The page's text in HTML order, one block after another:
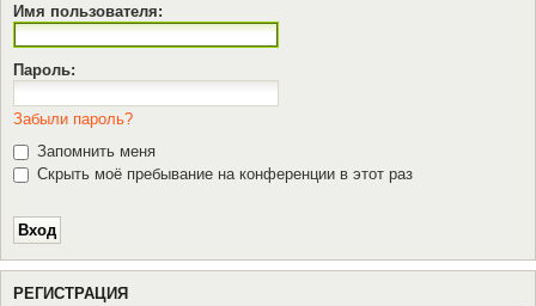
Имя пользователя:
Пароль:
Забыли пароль?
Запомнить меня
Скрыть моё пребывание на конференции в этот раз
РЕГИСТРАЦИЯ